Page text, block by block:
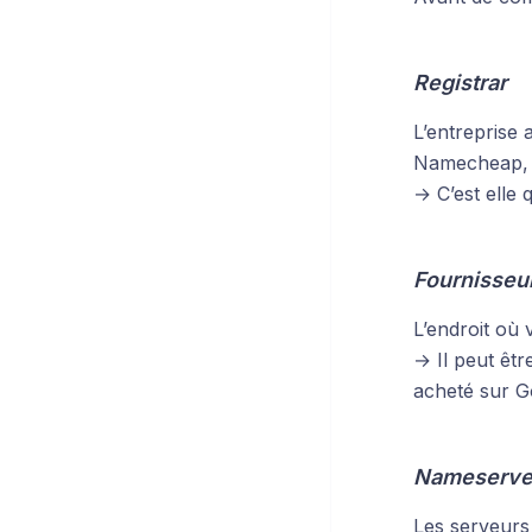
Registrar
→ C’est elle
L’endroit où
→ Il peut
acheté sur
Les